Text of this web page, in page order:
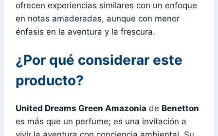
ofrecen experiencias similares con un enfoque
en notas amaderadas, aunque con menor
énfasis en la aventura y la frescura.
¿Por qué considerar este
producto?
United Dreams Green Amazonia de Benetton
es más que un perfume; es una invitación a